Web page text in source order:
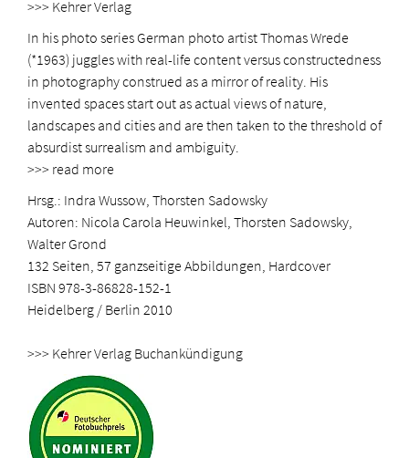
>>> Kehrer Verlag
In his photo series German photo artist Thomas Wrede
(*1963) juggles with real-life content versus constructedness
in photography construed as a mirror of reality. His
invented spaces start out as actual views of nature,
landscapes and cities and are then taken to the threshold of
absurdist surrealism and ambiguity.
>>> read more
Hrsg.: Indra Wussow, Thorsten Sadowsky
Autoren: Nicola Carola Heuwinkel, Thorsten Sadowsky,
Walter Grond
132 Seiten, 57 ganzseitige Abbildungen, Hardcover
ISBN 978-3-86828-152-1
Heidelberg / Berlin 2010
>>> Kehrer Verlag Buchankündigung